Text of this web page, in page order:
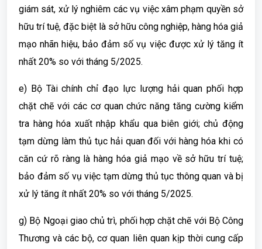
giám sát, xử lý nghiêm các vụ việc xâm phạm quyền sở
hữu trí tuệ, đặc biệt là sở hữu công nghiệp, hàng hóa giả
mạo nhãn hiệu, bảo đảm số vụ việc được xử lý tăng ít
nhất 20% so với tháng 5/2025.
e) Bộ Tài chính chỉ đạo lực lượng hải quan phối hợp
chặt chẽ với các cơ quan chức năng tăng cường kiểm
tra hàng hóa xuất nhập khẩu qua biên giới; chủ động
tạm dừng làm thủ tục hải quan đối với hàng hóa khi có
căn cứ rõ ràng là hàng hóa giả mạo về sở hữu trí tuệ;
bảo đảm số vụ việc tạm dừng thủ tục thông quan và bị
xử lý tăng ít nhất 20% so với tháng 5/2025.
g) Bộ Ngoại giao chủ trì, phối hợp chặt chẽ với Bộ Công
Thương và các bộ, cơ quan liên quan kịp thời cung cấp